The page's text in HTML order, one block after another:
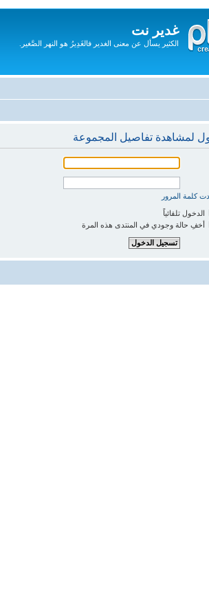
غدير نت
الكثير يسأل عن معنى الغدير فالغَدِيرُ هو النهر الصَّغير.
لمشاهدة تفاصيل المجموعة
كلمة المرور
الدخول تلقائياً
أخفِ حالة وجودي في المنتدى هذه المرة